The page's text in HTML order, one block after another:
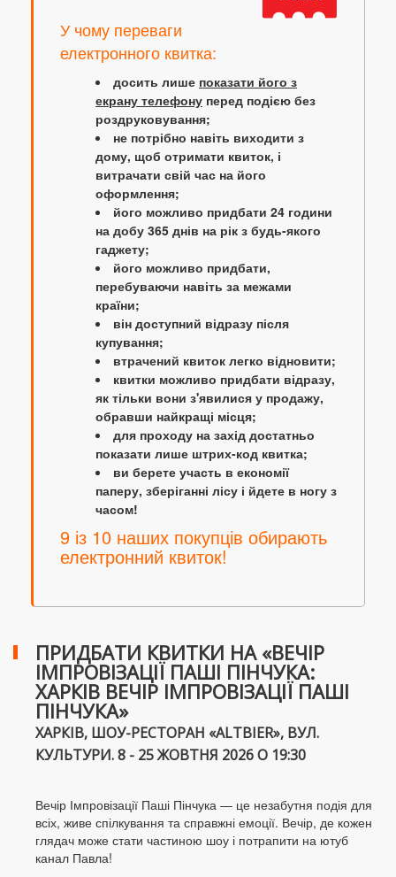
У чому переваги
електронного квитка:
досить лише показати його з
екрану телефону перед подією без
роздруковування;
не потрібно навіть виходити з
дому, щоб отримати квиток, і
витрачати свій час на його
оформлення;
його можливо придбати 24 години
на добу 365 днів на рік з будь-якого
гаджету;
його можливо придбати,
перебуваючи навіть за межами
країни;
він доступний відразу після
купування;
втрачений квиток легко відновити;
квитки можливо придбати відразу,
як тільки вони з'явилися у продажу,
обравши найкращі місця;
для проходу на захід достатньо
показати лише штрих-код квитка;
ви берете участь в економії
паперу, зберіганні лісу і йдете в ногу з
часом!
9 із 10 наших покупців обирають
електронний квиток!
ПРИДБАТИ КВИТКИ НА «ВЕЧІР
ІМПРОВІЗАЦІЇ ПАШІ ПІНЧУКА:
ХАРКІВ ВЕЧІР ІМПРОВІЗАЦІЇ ПАШІ
ПІНЧУКА»
ХАРКІВ, ШОУ-РЕСТОРАН «ALTBIER», ВУЛ.
КУЛЬТУРИ. 8 - 25 ЖОВТНЯ 2026 О 19:30
Вечір Імпровізації Паші Пінчука — це незабутня подія для
всіх, живе спілкування та справжні емоції. Вечір, де кожен
глядач може стати частиною шоу і потрапити на ютуб
канал Павла!